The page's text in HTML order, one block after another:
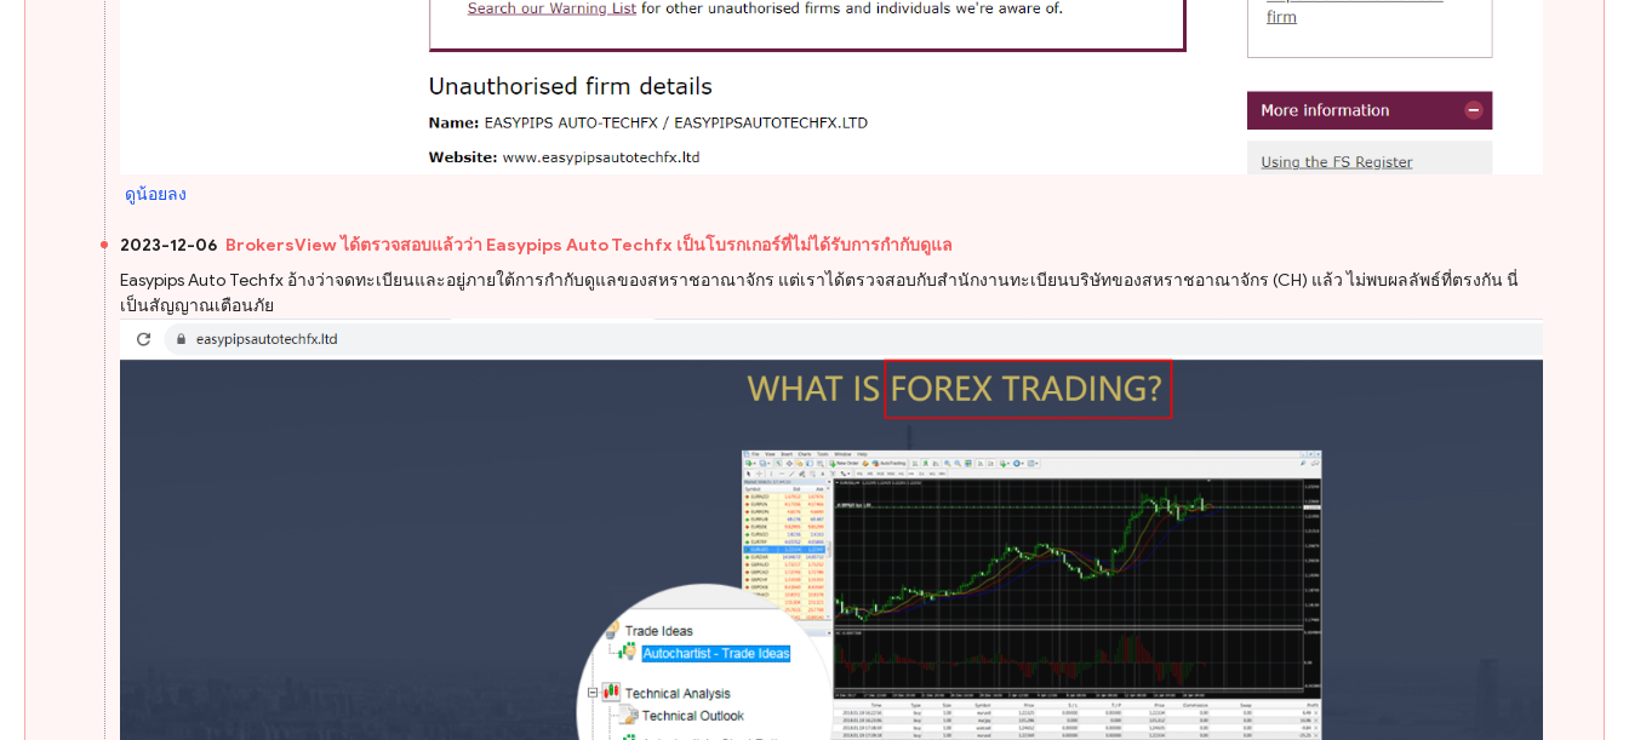
ดูน้อยลง
2023-12-06 BrokersView ได้ตรวจสอบแล้วว่า Easypips Auto Techfx เป็นโบรกเกอร์ที่ไม่ได้รับการกำกับดูแล
Easypips Auto Techfx อ้างว่าจดทะเบียนและอยู่ภายใต้การกำกับดูแลของสหราชอาณาจักร แต่เราได้ตรวจสอบกับสำนักงานทะเบียนบริษัทของสหราชอาณาจักร (CH) แล้ว ไม่พบผลลัพธ์ที่ตรงกัน นี่
เป็นสัญญาณเตือนภัย